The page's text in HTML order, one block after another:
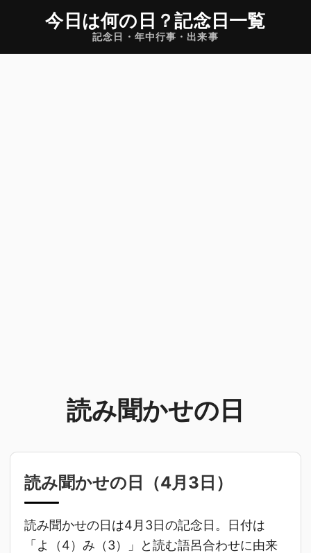
今日は何の日 ？記念日一覧
記念日・年中行事・出来事
読み聞かせの日
読み聞かせの日（4月3日 ）
読み聞かせの日は4月3日の記念日。日付は
「よ（4）み（3）」と読む語呂合わせに由来